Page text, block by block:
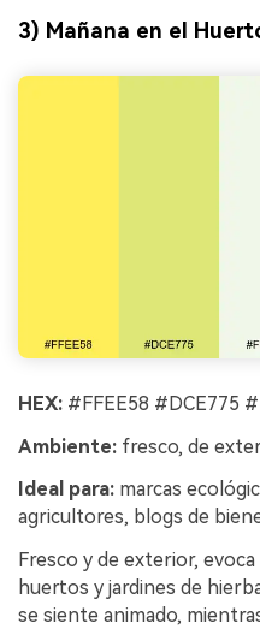
3) Mañana en el
HEX: #FFEE58 #DCE775
Ambiente: fresco, de
Ideal para: marcas
agricultores, blogs de
Fresco y de exterior,
huertos y jardines de
se siente animado,